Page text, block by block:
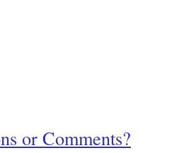
or Comments?